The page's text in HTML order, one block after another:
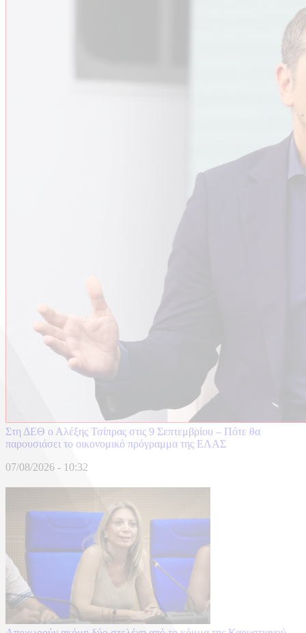
Στη ΔΕΘ ο Αλέξης Τσίπρας στις 9 Σεπτεμβρίου – Πότε θα
παρουσιάσει το οικονομικό πρόγραμμα της ΕΛΑΣ
07/08/2026 - 10:32